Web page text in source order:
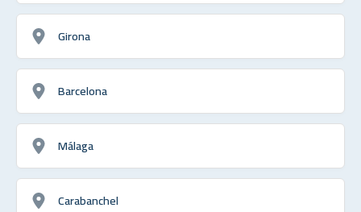
Girona
Barcelona
Málaga
Carabanchel